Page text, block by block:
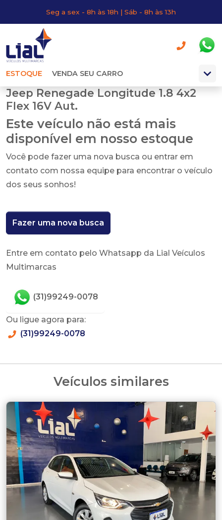
Seg a sex - 8h às 18h | Sáb - 8h às 13h
ESTOQUE VENDA SEU CARRO
Jeep Renegade Longitude 1.8 4x2
Flex 16V Aut.
Este veículo não está mais
disponível em nosso estoque
Você pode fazer uma nova busca ou entrar em
contato com nossa equipe para encontrar o veículo
dos seus sonhos!
Fazer uma nova busca
Entre em contato pelo Whatsapp da Lial Veículos
Multimarcas
(31)99249-0078
Ou ligue agora para:
(31)99249-0078
Veículos similares